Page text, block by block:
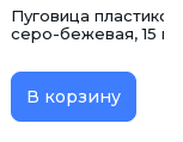
Пуговица
серо-бежевая, 15
В корзину